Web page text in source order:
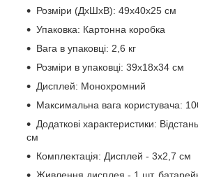
Розміри (ДхШхВ): 49х40х25 см
Упаковка: Картонна коробка
Вага в упаковці: 2,6 кг
Розміри в упаковці: 39х18х34 см
Дисплей: Монохромний
Максимальна вага користувача:
Додаткові характеристики:
см
Комплектація: Дисплей - 3х2,7 см